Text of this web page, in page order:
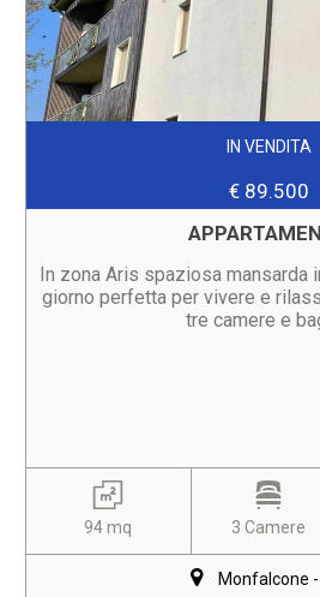
IN VENDITA
€ 89.500
In zona Aris spaziosa mansarda
giorno perfetta per vivere e
tre camere e
94 mq 3 Camere
Monfalcone